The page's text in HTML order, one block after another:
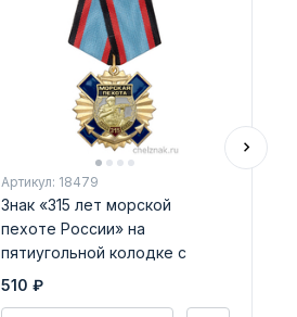
Артикул: 18479
Знак «315 лет морской
пехоте России» на
пятиугольной колодке с
бланком удостоверения
510 ₽